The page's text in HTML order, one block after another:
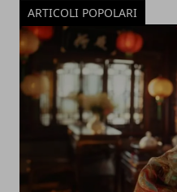
ARTICOLI POPOLARI